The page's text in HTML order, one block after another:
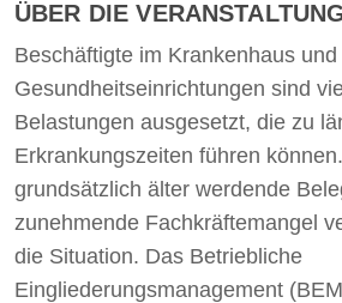
ÜBER DIE
Beschäftigte im Krankenhaus
Gesundheitseinrichtungen sind
Belastungen ausgesetzt, die zu
Erkrankungszeiten führen
grundsätzlich älter werdende
zunehmende Fachkräftemangel
die Situation. Das Betriebliche
Eingliederungsmanagement